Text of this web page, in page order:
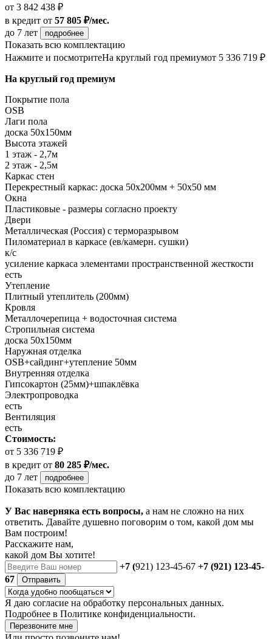
от 3 842 438 ₽
в кредит от 57 805 ₽/мес.
до 7 лет
подробнее
Показать всю комплектацию
Нажмите и посмотритеНа круглый год премиумот 5 336 719 ₽
На круглый год премиум
Покрытие пола
ОSB
Лаги пола
доска 50х150мм
Высота этажей
1 этаж - 2,7м
2 этаж - 2,5м
Каркас стен
Перекрестный каркас: доска 50х200мм + 50х50 мм
Окна
Пластиковые - размеры согласно проекту
Двери
Металлическая (Россия) с терморазрывом
Пиломатериал в каркасе (ев/камерн. сушки)
к/с
усиление каркаса элементами пространственной жесткости
есть
Утепление
Плитный утеплитель (200мм)
Кровля
Металлочерепица + водосточная система
Стропильная система
доска 50х150мм
Наружная отделка
OSB+cайдинг+утепление 50мм
Внутренняя отделка
Гипсокартон (25мм)+шпаклёвка
Электропроводка
есть
Вентиляция
есть
Стоимость:
от 5 336 719 ₽
в кредит от 80 285 ₽/мес.
до 7 лет
подробнее
Показать всю комплектацию
У Вас наверняка есть вопросы, а нам не сложно на них
ответить. Давайте душевно поговорим о том, какой дом мы
Вам построим!
Расскажите нам,
какой дом Вы хотите!
+7 (921) 123-45-67 +7 (921) 123-45-
67
Отправить
Я даю согласие на обработку персональных данных.
Подробнее в Политике конфиденциальности.
Перезвоните мне